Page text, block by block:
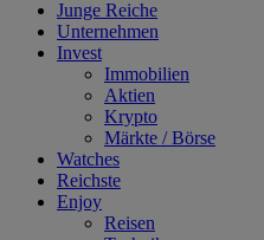
Junge Reiche
Unternehmen
Invest
Immobilien
Aktien
Krypto
Märkte / Börse
Watches
Reichste
Enjoy
Reisen